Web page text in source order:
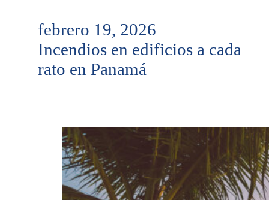
febrero 19, 2026
Incendios en edificios a cada
rato en Panamá